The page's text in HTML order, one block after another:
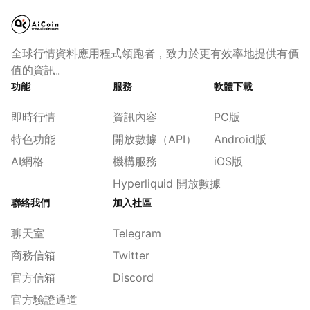
全球行情資料應用程式領跑者，致力於更有效率地提供有價
值的資訊。
功能
即時行情
特色功能
AI網格
服務
資訊內容
開放數據（API）
機構服務
Hyperliquid 開放數據
軟體下載
PC版
Android版
iOS版
聯絡我們
聊天室
商務信箱
官方信箱
官方驗證通道
加入社區
Telegram
Twitter
Discord